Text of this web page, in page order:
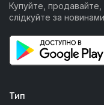
Купуйте, продавайте,
слідкуйте за
Тип